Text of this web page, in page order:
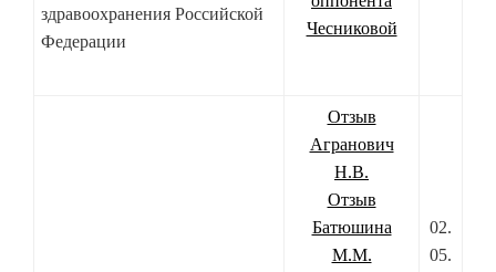
здравоохранения Российской
Федерации
Чесниковой
Отзыв
Агранович
Н.В.
Отзыв
Батюшина
М.М.
02.
05.